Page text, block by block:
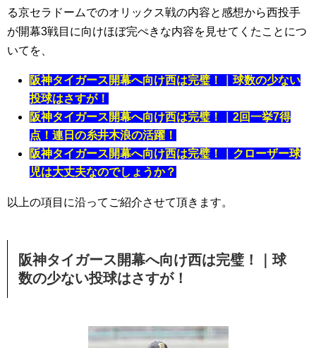
る京セラドームでのオリックス戦の内容と感想から西投手
が開幕3戦目に向けほぼ完ぺきな内容を見せてくたことにつ
いてを、
阪神タイガース開幕へ向け西は完璧！｜球数の少ない
投球はさすが！
阪神タイガース開幕へ向け西は完璧！｜2回一挙7得
点！連日の糸井木浪の活躍！
阪神タイガース開幕へ向け西は完璧！｜クローザー球
児は大丈夫なのでしょうか？
以上の項目に沿ってご紹介させて頂きます。
阪神タイガース開幕へ向け西は完璧！｜球
数の少ない投球はさすが！